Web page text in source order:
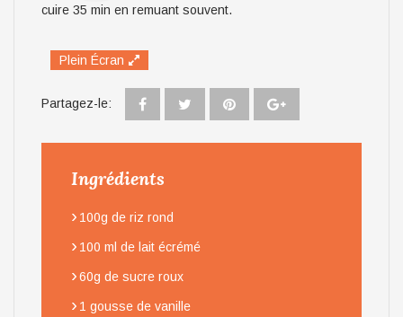
cuire 35 min en remuant souvent.
Plein Écran
Partagez-le:
Ingrédients
› 100g de riz rond
› 100 ml de lait écrémé
›60g de sucre roux
› 1 gousse de vanille